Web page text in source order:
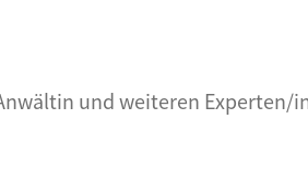
und weiteren Experten/